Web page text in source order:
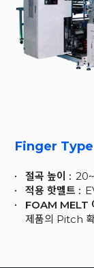
Finger Type
절곡 높이 :
적용 핫멜트 :
FOAM MELT
제품의 Pitch